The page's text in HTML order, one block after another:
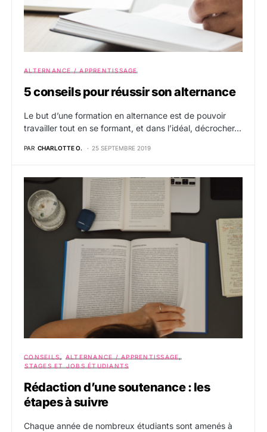
ALTERNANCE / APPRENTISSAGE
5 conseils pour réussir son alternance
Le but d’une formation en alternance est de pouvoir
travailler tout en se formant, et dans l’idéal, décrocher…
PAR CHARLOTTE O. 25 SEPTEMBRE 2019
CONSEILS
ALTERNANCE / APPRENTISSAGE
STAGES ET JOBS ÉTUDIANTS
Rédaction d’une soutenance : les
étapes à suivre
Chaque année de nombreux étudiants sont amenés à